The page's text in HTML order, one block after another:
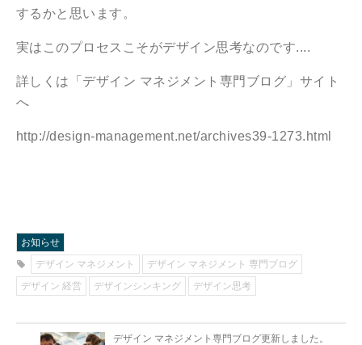
するかと思います。
実はこのプロセスこそがデザイン思考なのです....
詳しくは「デザイン マネジメント専門ブログ」サイト
へ
http://design-management.net/archives39-1273.html
お知らせ
デザイン マネジメント
デザイン マネジメント 専門ブログ
デザイン 経営
デザインシンキング デザイン思考
デザイン マネジメント専門ブログ更新しました。